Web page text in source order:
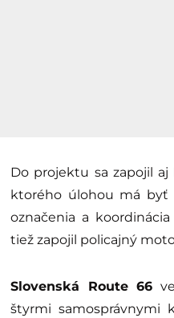
Do projektu sa zapojil aj
ktorého úlohou má byť
označenia a
tiež zapojil policajný
Slovenská Route 66
štyrmi samosprávnymi